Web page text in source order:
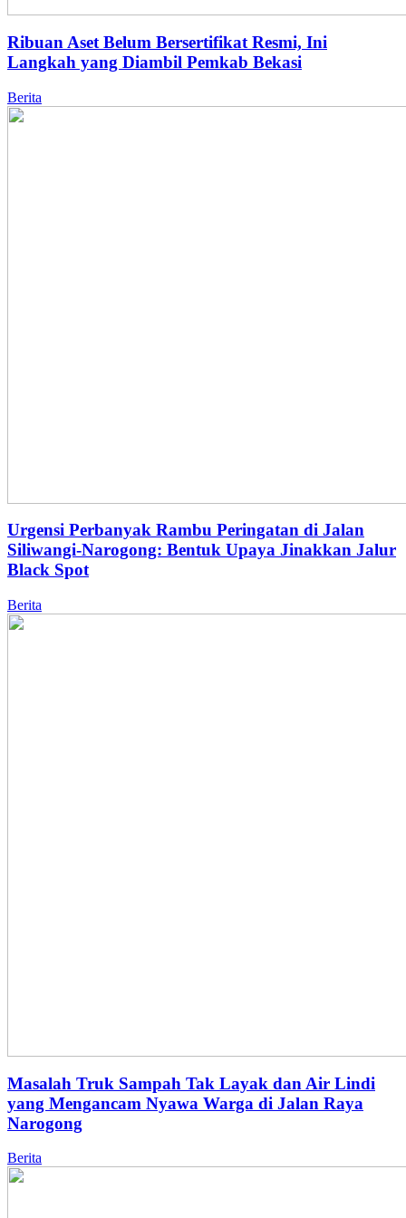
Ribuan Aset Belum Bersertifikat Resmi, Ini
Langkah yang Diambil Pemkab Bekasi
Berita
Urgensi Perbanyak Rambu Peringatan di Jalan
Siliwangi-Narogong: Bentuk Upaya Jinakkan Jalur
Black Spot
Berita
Masalah Truk Sampah Tak Layak dan Air Lindi
yang Mengancam Nyawa Warga di Jalan Raya
Narogong
Berita